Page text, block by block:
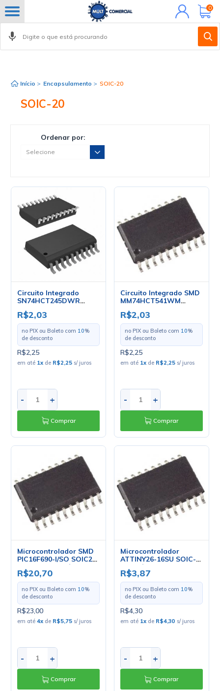
Minha
conta
0
Início > Encapsulamento > SOIC-20
SOIC-20
Ordenar por:
Circuito Integrado
SN74HCT245DWR
R$2,03
no PIX ou Boleto com 10%
de desconto
R$2,25
em até 1x de R$2,25 s/ juros
- +
Comprar
Circuito Integrado SMD
MM74HCT541WM
R$2,03
no PIX ou Boleto com 10%
de desconto
R$2,25
em até 1x de R$2,25 s/ juros
- +
Comprar
Microcontrolador SMD
PIC16F690-I/SO SOIC20
- Microchip - Cód. Loja
4947
R$20,70
no PIX ou Boleto com 10%
de desconto
R$23,00
em até4x de R$5,75 s/ juros
- +
Comprar
Microcontrolador
ATTINY26-16SU SOIC-
20 - Cód. Loja 4222 -
Atmel
R$3,87
no PIX ou Boleto com 10%
de desconto
R$4,30
em até 1x de R$4,30 s/ juros
- +
Comprar